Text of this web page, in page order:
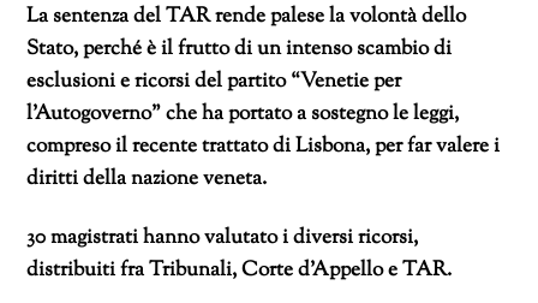
La sentenza del TAR rende palese la volontà dello
Stato, perché è il frutto di un intenso scambio di
esclusioni e ricorsi del partito “Venetie per
l’Autogoverno” che ha portato a sostegno le leggi,
compreso il recente trattato di Lisbona, per far valere i
diritti della nazione veneta.
30 magistrati hanno valutato i diversi ricorsi,
distribuiti fra Tribunali, Corte d’Appello e TAR.